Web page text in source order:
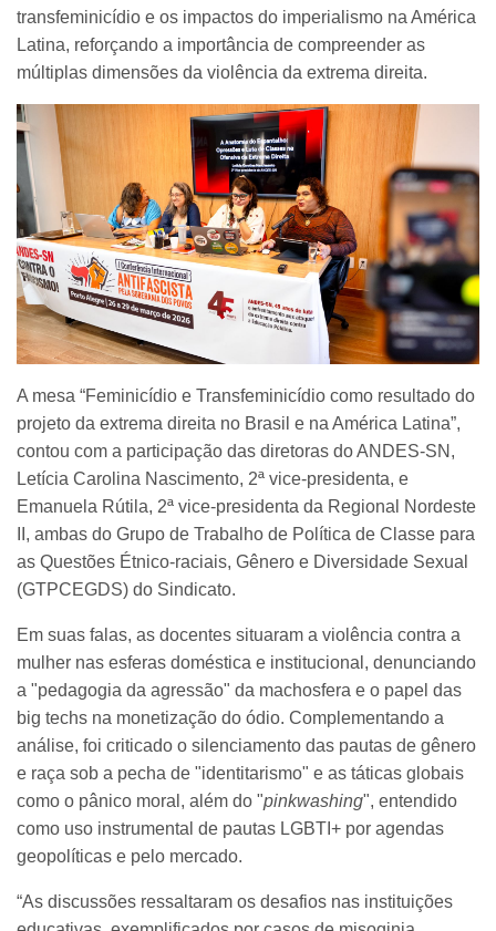
transfeminicídio e os impactos do imperialismo na América
Latina, reforçando a importância de compreender as
múltiplas dimensões da violência da extrema direita.
A mesa “Feminicídio e Transfeminicídio como resultado do
projeto da extrema direita no Brasil e na América Latina”,
contou com a participação das diretoras do ANDES-SN,
Letícia Carolina Nascimento, 2ª vice-presidenta, e
Emanuela Rútila, 2ª vice-presidenta da Regional Nordeste
II, ambas do Grupo de Trabalho de Política de Classe para
as Questões Étnico-raciais, Gênero e Diversidade Sexual
(GTPCEGDS) do Sindicato.
Em suas falas, as docentes situaram a violência contra a
mulher nas esferas doméstica e institucional, denunciando
a "pedagogia da agressão" da machosfera e o papel das
big techs na monetização do ódio. Complementando a
análise, foi criticado o silenciamento das pautas de gênero
e raça sob a pecha de "identitarismo" e as táticas globais
como o pânico moral, além do "pinkwashing", entendido
como uso instrumental de pautas LGBTI+ por agendas
geopolíticas e pelo mercado.
“As discussões ressaltaram os desafios nas instituições